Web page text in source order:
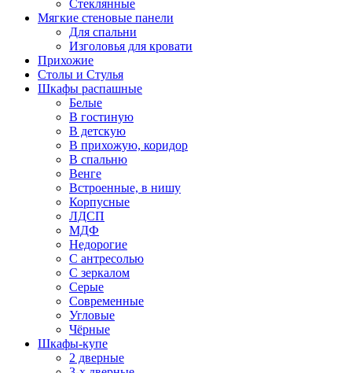
Стеклянные
Мягкие стеновые панели
Для спальни
Изголовья для кровати
Прихожие
Столы и Стулья
Шкафы распашные
Белые
В гостиную
В детскую
В прихожую, коридор
В спальню
Венге
Встроенные, в нишу
Корпусные
ЛДСП
МДФ
Недорогие
С антресолью
С зеркалом
Серые
Современные
Угловые
Чёрные
Шкафы-купе
2 дверные